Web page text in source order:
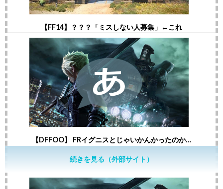
【FF14】？？？「ミスしない人募集」←これ
【DFFOO】 FRイグニスとじゃいかんかったのか…
続きを見る（外部サイト）